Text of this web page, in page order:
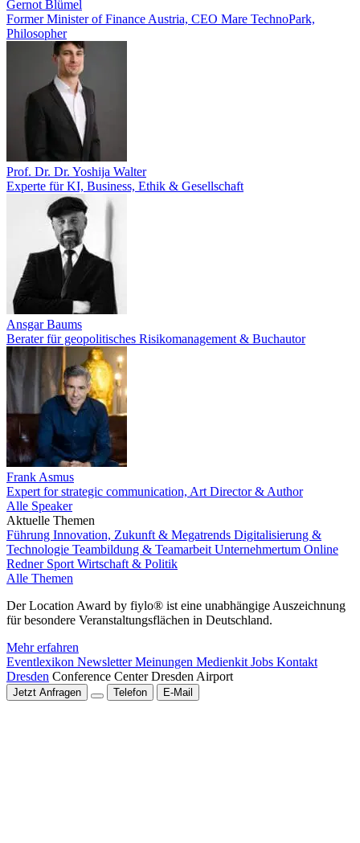
Gernot Blümel
Former Minister of Finance Austria, CEO Mare TechnoPark,
Philosopher
Prof. Dr. Dr. Yoshija Walter
Experte für KI, Business, Ethik & Gesellschaft
Ansgar Baums
Berater für geopolitisches Risikomanagement & Buchautor
Frank Asmus
Expert for strategic communication, Art Director & Author
Alle Speaker
Aktuelle Themen
Führung Innovation, Zukunft & Megatrends Digitalisierung &
Technologie Teambildung & Teamarbeit Unternehmertum Online
Redner Sport Wirtschaft & Politik
Alle Themen
Der Location Award by fiylo® ist eine unabhängige Auszeichnung
für besondere Veranstaltungsflächen in Deutschland.
Mehr erfahren
Eventlexikon NewsletterMeinungen Medienkit Jobs Kontakt
Dresden Conference Center Dresden Airport
Jetzt Anfragen Telefon E-Mail